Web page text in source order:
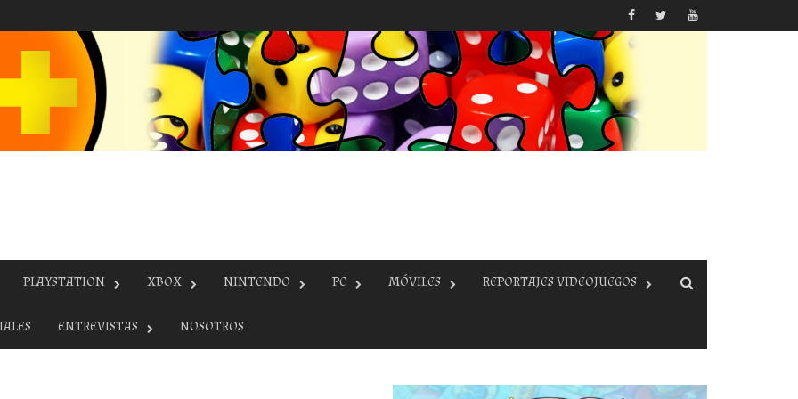
PLAYSTATION XBOX NINTENDO PC MÓVILES REPORTAJES VIDEOJUEGOS
ENTREVISTAS NOSOTROS